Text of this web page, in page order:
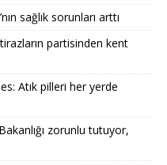
sağlık sorunları arttı
partisinden kent
Atık pilleri her yerde
zorunlu tutuyor,